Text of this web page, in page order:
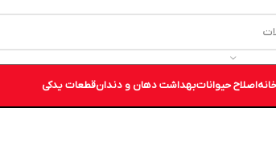
اصلاح حیواناتبهداشت دهان و دندانقطعات یدکی